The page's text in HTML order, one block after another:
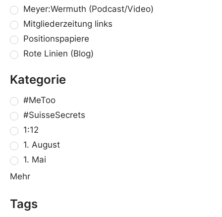
Meyer:Wermuth (Podcast/Video)
Mitgliederzeitung links
Positionspapiere
Rote Linien (Blog)
Kategorie
#MeToo
#SuisseSecrets
1:12
1. August
1. Mai
Mehr
Tags